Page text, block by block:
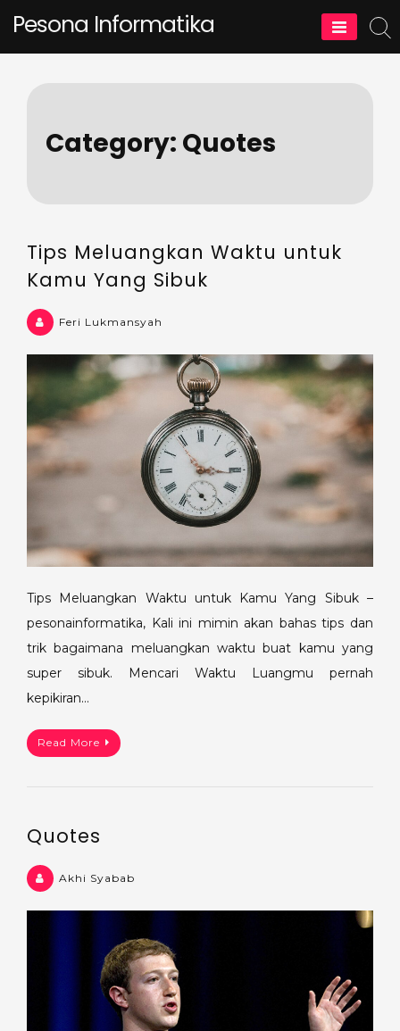
Pesona Informatika
Category: Quotes
Tips Meluangkan Waktu untuk
Kamu Yang Sibuk
Feri Lukmansyah
Tips Meluangkan Waktu untuk Kamu Yang Sibuk –
pesonainformatika, Kali ini mimin akan bahas tips dan
trik bagaimana meluangkan waktu buat kamu yang
super sibuk. Mencari Waktu Luangmu pernah
kepikiran…
Read More
Quotes
Akhi Syabab